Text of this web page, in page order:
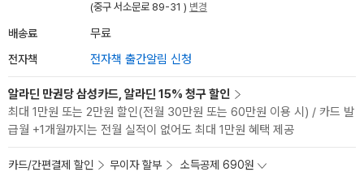
(중구 서소문로 89-31 ) 변경
배송료 무료
전자책 전자책 출간알림 신청
알라딘 만권당 삼성카드, 알라딘 15% 청구 할인
최대 1만원 또는 2만원 할인(전월 30만원 또는 60만원 이용 시) / 카드 발
급월 +1개월까지는 전월 실적이 없어도 최대 1만원 혜택 제공
카드/간편결제 할인 무이자 할부 소득공제 690원